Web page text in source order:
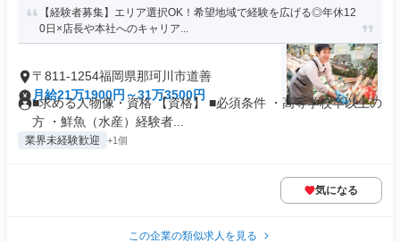
【経験者募集】エリア選択OK！希望地域で経験を広げる◎年休12
0日×店長や本社へのキャリア...
〒811-1254福岡県那珂川市道善
月給21万1900円～31万3500円
■求める人物像・資格 【資格】 ■必須条件 ・高等学校卒以上の
方 ・鮮魚（水産）経験者...
業界未経験歓迎 +1個
気になる
この企業の類似求人を見る